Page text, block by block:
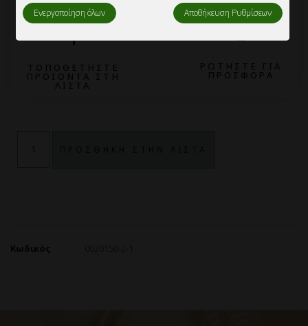
1
ΤΟΠΟΘΕΤΗΣΤΕ
ΠΡΟΪΟΝΤΑ ΣΤΗ
ΛΙΣΤΑ
2
ΡΩΤΗΣΤΕ ΓΙΑ
ΠΡΟΣΦΟΡΑ
Κωδικός
Ενεργοποίηση όλων Αποθήκευση Ρυθμίσεων